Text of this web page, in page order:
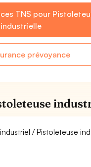
TNS pour
prévoyance
/ Pistoleteuse